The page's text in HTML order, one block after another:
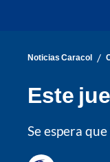
Noticias Caracol /
Este
Se espera